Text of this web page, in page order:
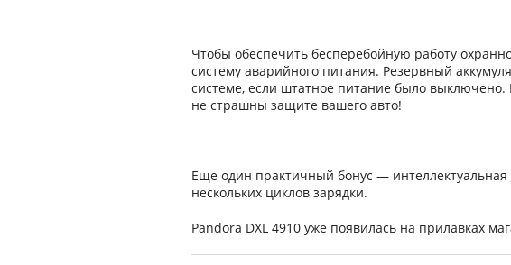
Чтобы обеспечить бесперебойную работу
систему аварийного питания. Резервный
системе, если штатное питание было
не страшны защите вашего авто!
Еще один практичный бонус — интеллектуальная
нескольких циклов зарядки.
Pandora DXL 4910 уже появилась на прилавках